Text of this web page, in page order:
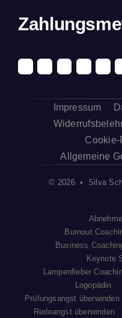
Impressum
Allgemeine
© 2026 • Silva
Burnout
Business
Keynote
Lampenfieber
Logopädin
Prüfungsangst überwinden
Redeangst überwinden